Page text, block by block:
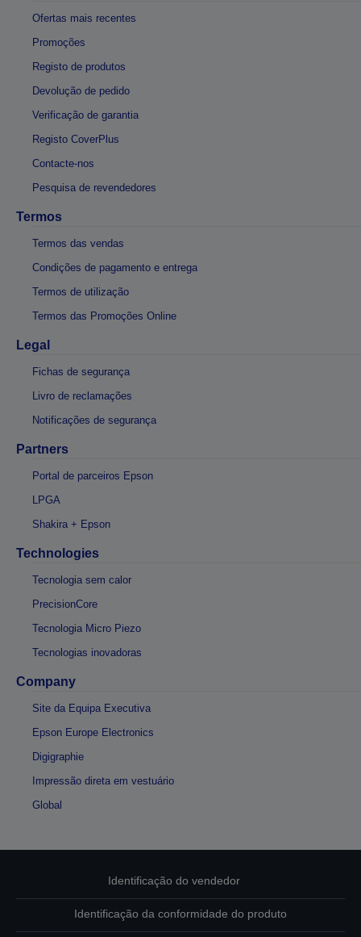
Ofertas mais recentes
Promoções
Registo de produtos
Devolução de pedido
Verificação de garantia
Registo CoverPlus
Contacte-nos
Pesquisa de revendedores
Termos
Termos das vendas
Condições de pagamento e entrega
Termos de utilização
Termos das Promoções Online
Legal
Fichas de segurança
Livro de reclamações
Notificações de segurança
Partners
Portal de parceiros Epson
LPGA
Shakira + Epson
Technologies
Tecnologia sem calor
PrecisionCore
Tecnologia Micro Piezo
Tecnologias inovadoras
Company
Site da Equipa Executiva
Epson Europe Electronics
Digigraphie
Impressão direta em vestuário
Global
Identificação do vendedor
Identificação da conformidade do produto